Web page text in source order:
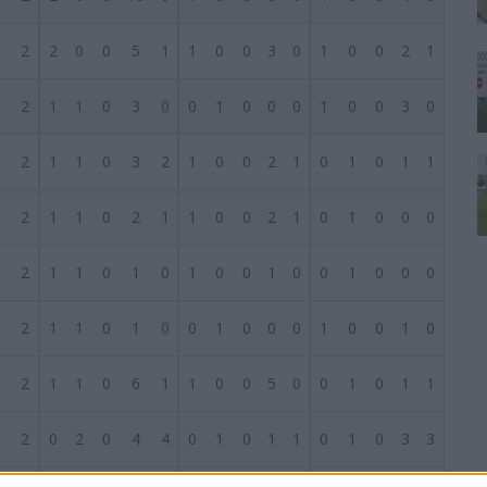
2 2 0 0 5 1 1 0 0 3 0 1 0 0 2 1
2 1 1 0 3 0 0 1 0 0 0 1 0 0 3 0
2 1 1 0 3 2 1 0 0 2 1 0 1 0 1 1
2 1 1 0 2 1 1 0 0 2 1 0 1 0 0 0
2 1 1 0 1 0 1 0 0 1 0 0 1 0 0 0
2 1 1 0 1 0 0 1 0 0 0 1 0 0 1 0
2 1 1 0 6 1 1 0 0 5 0 0 1 0 1 1
2 0 2 0 4 4 0 1 0 1 1 0 1 0 3 3